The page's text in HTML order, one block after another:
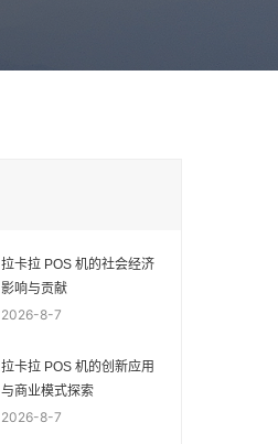
拉卡拉 POS 机的社会经济
影响与贡献
2026-8-7
拉卡拉 POS 机的创新应用
与商业模式探索
2026-8-7